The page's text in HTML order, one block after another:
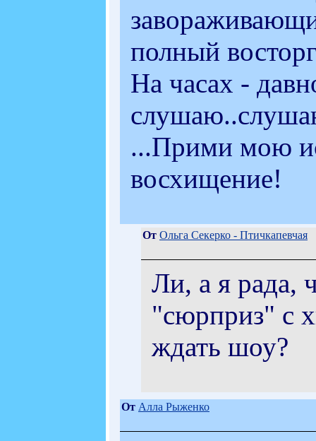
полный
На часах -
...Прими мою
восхищение!
От Ольга Секерко - Птичкапевчая
Ли, а я рада,
"сюрприз" с
ждать шоу?
От Алла Рыженко